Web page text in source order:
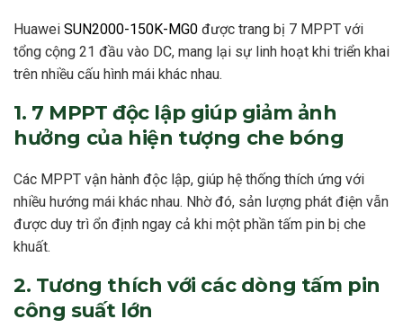
Huawei SUN2000-150K-MG0 được trang bị 7 MPPT với
tổng cộng 21 đầu vào DC, mang lại sự linh hoạt khi triển khai
trên nhiều cấu hình mái khác nhau.
1. 7 MPPT độc lập giúp giảm ảnh
hưởng của hiện tượng che bóng
Các MPPT vận hành độc lập, giúp hệ thống thích ứng với
nhiều hướng mái khác nhau. Nhờ đó, sản lượng phát điện vẫn
được duy trì ổn định ngay cả khi một phần tấm pin bị che
khuất.
2. Tương thích với các dòng tấm pin
công suất lớn